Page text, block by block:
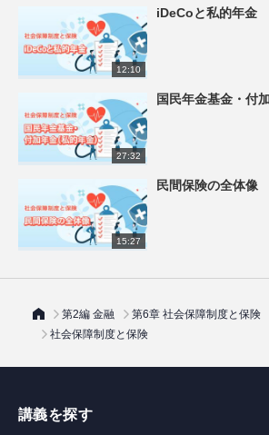
12:10
iDeCoと私的年金
27:32
国民年金基金・付
15:27
民間保険の全体像
第2編 金融
第6章 社会保障制度と保険
社会保障制度と保険
講義を探す